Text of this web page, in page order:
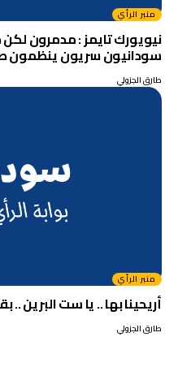
منبر الرأي
نيويورك تايمز : مدمرون
سودانيون سريون ينظمون
طارق الجزولي
منبر الرأي
أريحينا بها .. يا ست البرين
طارق الجزولي